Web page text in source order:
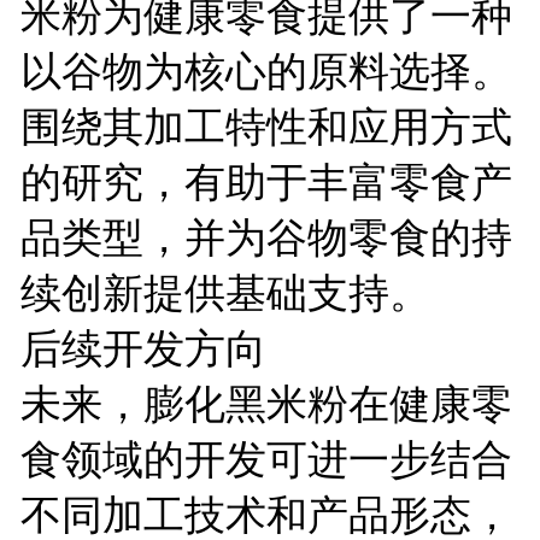
米粉为健康零食提供了一种
以谷物为核心的原料选择。
围绕其加工特性和应用方式
的研究，有助于丰富零食产
品类型，并为谷物零食的持
续创新提供基础支持。
后续开发方向
未来，膨化黑米粉在健康零
食领域的开发可进一步结合
不同加工技术和产品形态，